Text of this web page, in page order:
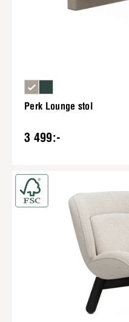
Perk Lounge stol
3 499:-